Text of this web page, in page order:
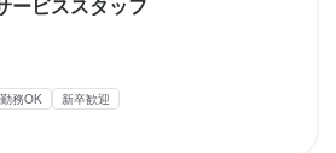
務OK
新卒歓迎
価計算）
険完備
研修制度あり
価計算）
険完備 制服貸与
希望者歓迎 新卒歓迎
女性活躍中 駅チカ(徒歩5分以内)
る接客対応